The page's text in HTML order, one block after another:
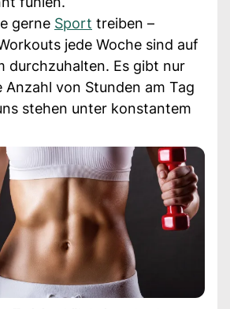
gerne Sport treiben –
jede Woche sind auf
durchzuhalten. Es gibt nur
Anzahl von Stunden am Tag
stehen unter konstantem